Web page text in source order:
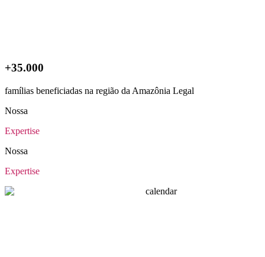
+35.000
famílias beneficiadas na região da Amazônia Legal
Nossa
Expertise
Nossa
Expertise